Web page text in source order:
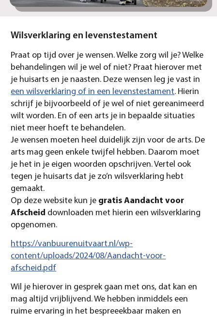
Wilsverklaring en levenstestament
Praat op tijd over je wensen. Welke zorg wil je? Welke
behandelingen wil je wel of niet? Praat hierover met
je huisarts en je naasten. Deze wensen leg je vast in
een wilsverklaring of in een levenstestament. Hierin
schrijf je bijvoorbeeld of je wel of niet gereanimeerd
wilt worden. En of een arts je in bepaalde situaties
niet meer hoeft te behandelen.
Je wensen moeten heel duidelijk zijn voor de arts. De
arts mag geen enkele twijfel hebben. Daarom moet
je het in je eigen woorden opschrijven. Vertel ook
tegen je huisarts dat je zo’n wilsverklaring hebt
gemaakt.
Op deze website kun je gratis Aandacht voor
Afscheid downloaden met hierin een wilsverklaring
opgenomen.
https://vanbuurenuitvaart.nl/wp-
content/uploads/2024/08/Aandacht-voor-
afscheid.pdf
Wil je hierover in gesprek gaan met ons, dat kan en
mag altijd vrijblijvend. We hebben inmiddels een
ruime ervaring in het bespreeekbaar maken en